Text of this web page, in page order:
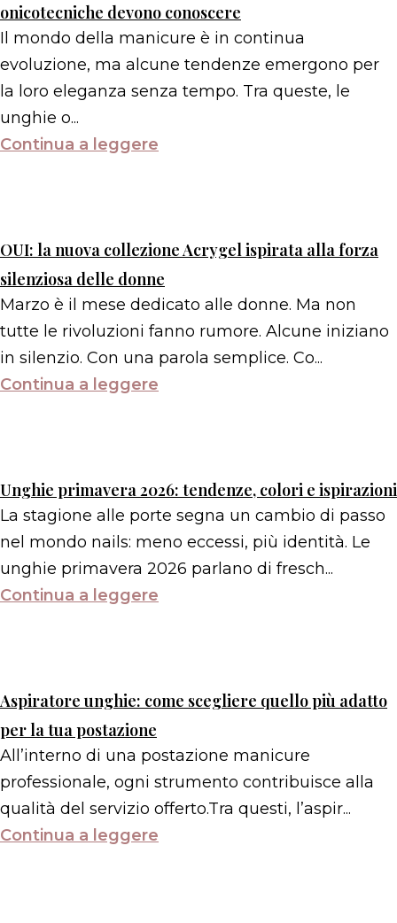
onicotecniche devono conoscere
Il mondo della manicure è in continua
evoluzione, ma alcune tendenze emergono per
la loro eleganza senza tempo. Tra queste, le
unghie o...
Continua a leggere
OUI: la nuova collezione Acrygel ispirata alla forza
silenziosa delle donne
Marzo è il mese dedicato alle donne. Ma non
tutte le rivoluzioni fanno rumore. Alcune iniziano
in silenzio. Con una parola semplice. Co...
Continua a leggere
Unghie primavera 2026: tendenze, colori e ispirazioni
La stagione alle porte segna un cambio di passo
nel mondo nails: meno eccessi, più identità. Le
unghie primavera 2026 parlano di fresch...
Continua a leggere
Aspiratore unghie: come scegliere quello più adatto
per la tua postazione
All’interno di una postazione manicure
professionale, ogni strumento contribuisce alla
qualità del servizio offerto.Tra questi, l’aspir...
Continua a leggere